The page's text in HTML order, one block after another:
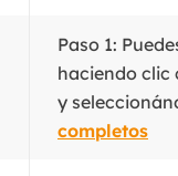
Paso 1:
haciendo clic
y
completos